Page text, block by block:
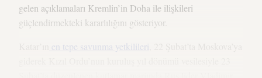
gelen açıklamaları Kremlin’in Doha ile ilişkileri
güçlendirmekteki kararlılığını gösteriyor.
en tepe savunma yetkilileri